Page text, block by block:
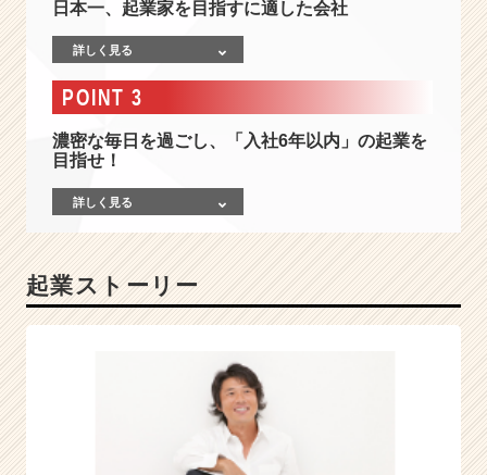
を
す
最
な
環
境
機
会
を
日本一、起業家を目指すに適した会社
詳しく見る
POINT 3
濃密な毎日を過ごし、「入社6年以内」の起業を
目指せ！
詳しく見る
起業ストーリー